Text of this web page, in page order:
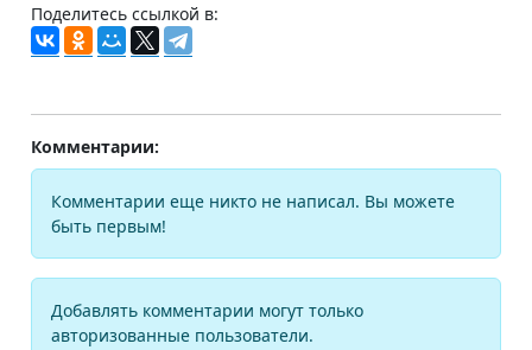
Поделитесь ссылкой в:
Комментарии:
Комментарии еще никто не написал. Вы можете
быть первым!
Добавлять комментарии могут только
авторизованные пользователи.